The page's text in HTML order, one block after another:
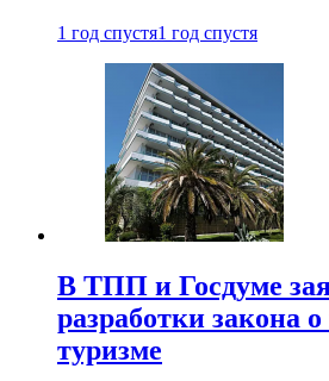
1 год спустя1 год спустя
В ТПП и Госдуме
разработки закона
туризме